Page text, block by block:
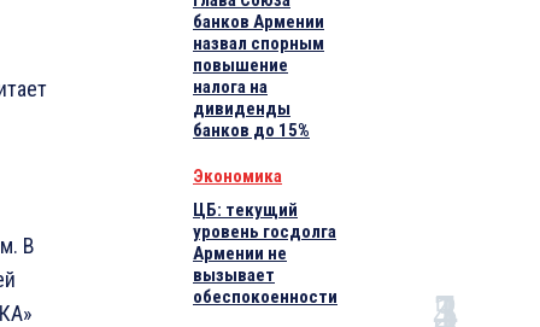
В
банков Армении
назвал спорным
повышение
налога на
дивиденды
банков до 15%
Экономика
ЦБ: текущий
уровень госдолга
Армении не
вызывает
обеспокоенности